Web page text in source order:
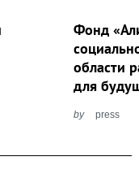
Фонд
области
для
by press